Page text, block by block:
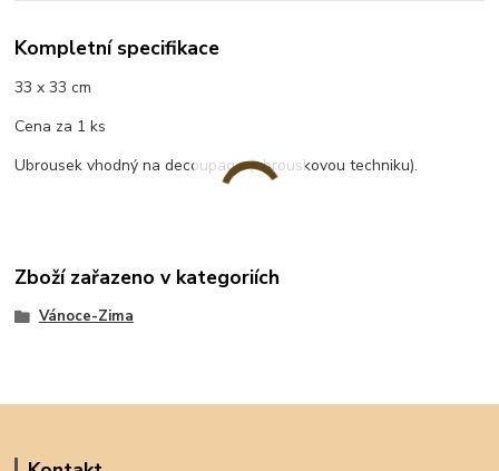
Kompletní specifikace
33 x 33 cm
Cena za 1 ks
Ubrousek vhodný na decoupage (ubrouskovou techniku).
Zboží zařazeno v kategoriích
Vánoce-Zima